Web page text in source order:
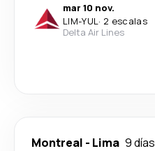
mar 10 nov.
LIM-YUL· 2 escalas
Delta Air Lines
Montreal - Lima 9 días